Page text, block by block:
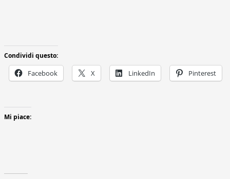
Condividi questo:
Facebook X LinkedIn Pinterest
Mi piace: